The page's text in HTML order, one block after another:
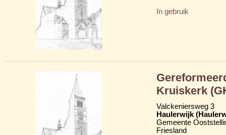
In gebruik
Kruiskerk
Valckeniersweg 3
Haulerwijk
Gemeente
Friesland